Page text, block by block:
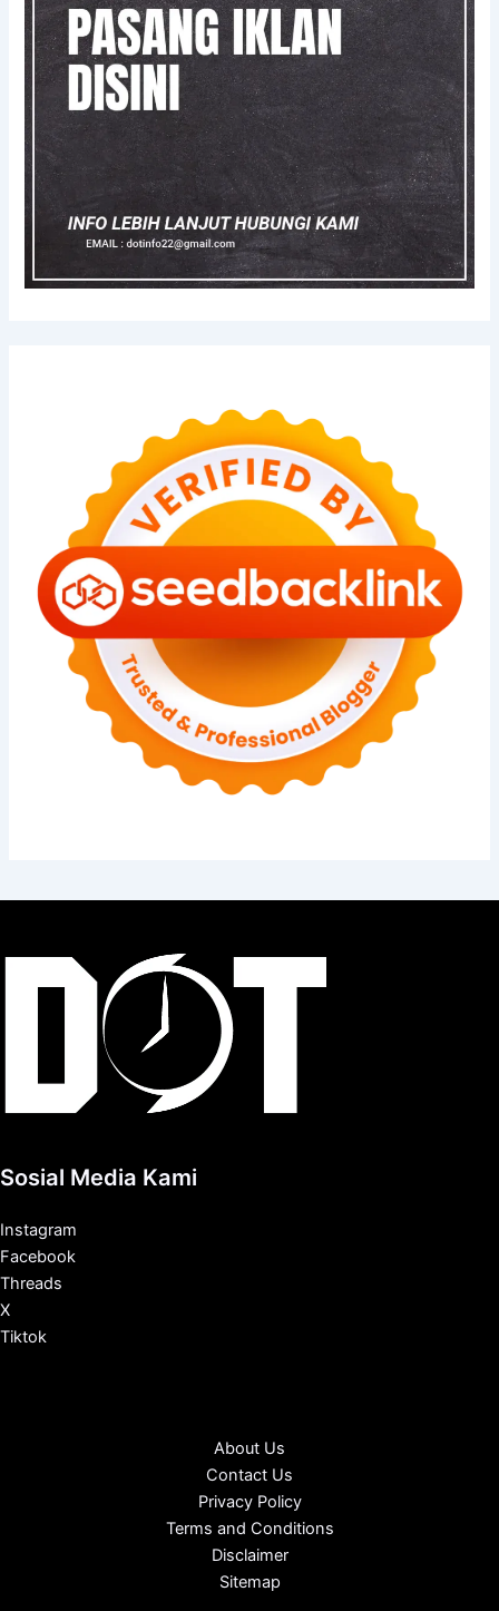
Sosial Media Kami
Instagram
Facebook
Threads
X
Tiktok
About Us
Contact Us
Privacy Policy
Terms and Conditions
Disclaimer
Sitemap